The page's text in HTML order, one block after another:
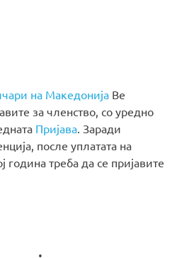
на Македонија Ве
за членство, со уредно
Пријава. Заради
после уплатата на
година треба да се пријавите